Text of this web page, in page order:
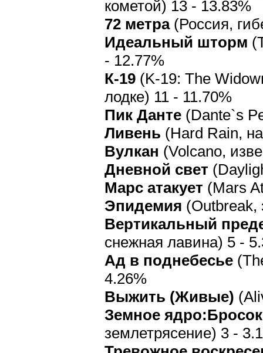
кометой) 13 - 13.83%
72 метра(Россия,
Идеальный шторм
- 12.77%
К-19 (K-19: The
лодке) 11 - 11.70%
Пик Данте (Dante`s
Ливень (Hard Rain,
Вулкан (Volcano,
Дневной свет
Марс атакует (Mars
Эпидемия (Outbreak,
Вертикальный
снежная лавина) 5 -
Ад в поднебесье
4.26%
Выжить (Живые)
Земное
землетрясение) 3 -